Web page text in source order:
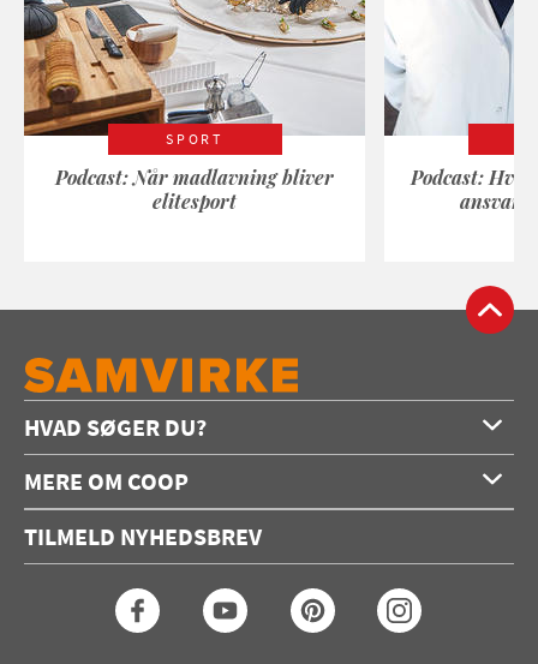
SPORT
Podcast: Når madlavning bliver
elitesport
Podcast:
HVAD SØGER DU?
Opskrifter
Konkurrencer
Seneste Samvirke-magasin
MERE OM COOP
Annoncering
Coop medlem
TILMELD NYHEDSBREV